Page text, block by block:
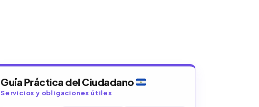
Guía Práctica del Ciudadano
Servicios y obligaciones útiles